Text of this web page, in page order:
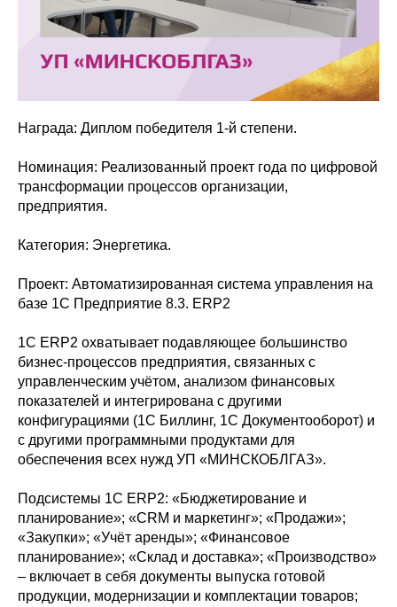
Награда: Диплом победителя 1-й степени.
Номинация: Реализованный проект года по цифровой
трансформации процессов организации,
предприятия.
Категория: Энергетика.
Проект: Автоматизированная система управления на
базе 1С Предприятие 8.3. ERP2
1С ERP2 охватывает подавляющее большинство
бизнес-процессов предприятия, связанных с
управленческим учётом, анализом финансовых
показателей и интегрирована с другими
конфигурациями (1С Биллинг, 1С Документооборот) и
с другими программными продуктами для
обеспечения всех нужд УП «МИНСКОБЛГАЗ».
Подсистемы 1С ERP2: «Бюджетирование и
планирование»; «CRM и маркетинг»; «Продажи»;
«Закупки»; «Учёт аренды»; «Финансовое
планирование»; «Склад и доставка»; «Производство»
– включает в себя документы выпуска готовой
продукции, модернизации и комплектации товаров;